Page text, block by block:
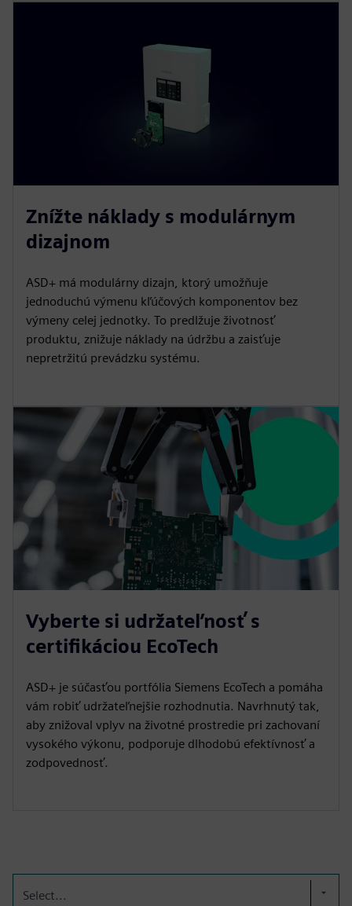
Znížte náklady s modulárnym
dizajnom
ASD+ má modulárny dizajn, ktorý umožňuje
jednoduchú výmenu kľúčových komponentov bez
výmeny celej jednotky. To predlžuje životnosť
produktu, znižuje náklady na údržbu a zaisťuje
nepretržitú prevádzku systému.
Vyberte si udržateľnosť s
certifikáciou EcoTech
ASD+ je súčasťou portfólia Siemens EcoTech a pomáha
vám robiť udržateľnejšie rozhodnutia. Navrhnutý tak,
aby znižoval vplyv na životné prostredie pri zachovaní
vysokého výkonu, podporuje dlhodobú efektívnosť a
zodpovednosť.
Select...